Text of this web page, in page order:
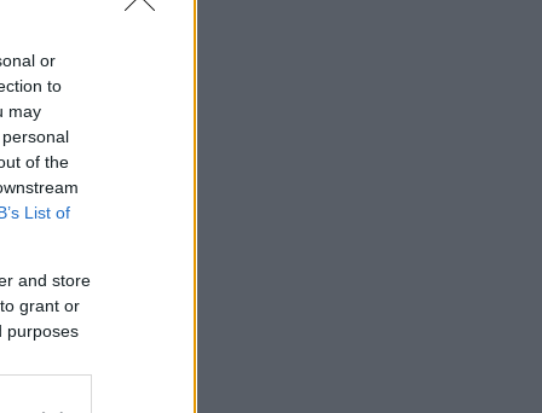
or
to
may
of the
List of
and store
grant or
purposes